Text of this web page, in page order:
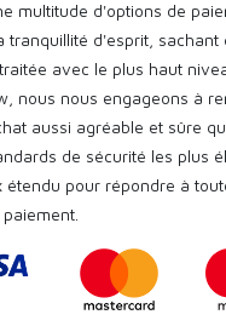
multitude d'options de
tranquillité d'esprit, sachant
avec le plus haut
nous nous engageons à
aussi agréable et sûre
de sécurité les plus
étendu pour répondre à